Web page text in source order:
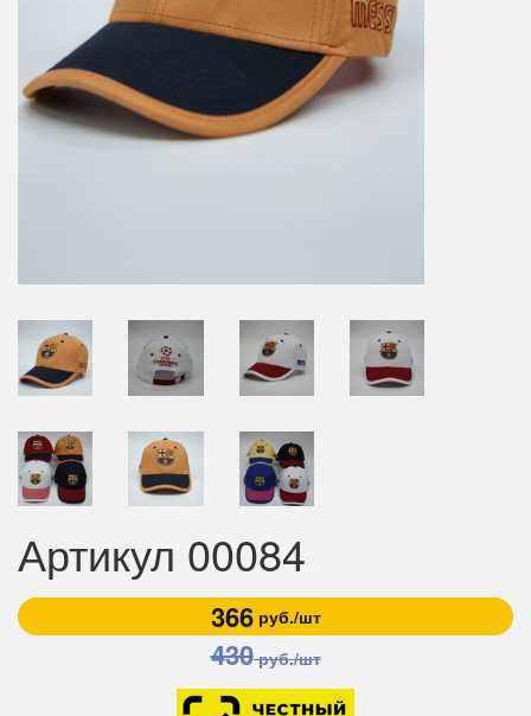
Артикул 00084
366руб./шт
430руб./шт